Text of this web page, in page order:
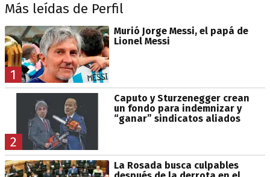
Más leídas de Perfil
1
Murió Jorge Messi, el papá de
Lionel Messi
2
Caputo y Sturzenegger crean
un fondo para indemnizar y
“ganar” sindicatos aliados
La Rosada busca culpables